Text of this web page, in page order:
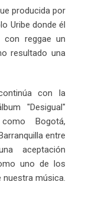
producida por
Uribe donde él
reggae un
resultado una
con la
"Desigual"
Bogotá,
entre
aceptación
uno de los
nuestra música.